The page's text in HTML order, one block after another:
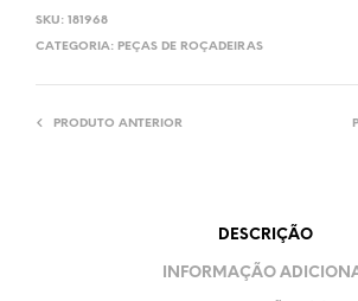
SKU: 181968
CATEGORIA: PEÇAS DE ROÇADEIRAS
PRODUTO ANTERIOR
DESCRIÇÃO
INFORMAÇÃO